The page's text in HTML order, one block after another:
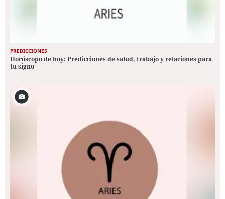
PREDICCIONES
Horóscopo de hoy: Predicciones de salud, trabajo y relaciones para
tu signo